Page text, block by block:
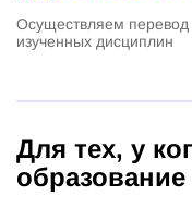
Осуществляем перевод
изученных дисциплин
Для тех, у
образование